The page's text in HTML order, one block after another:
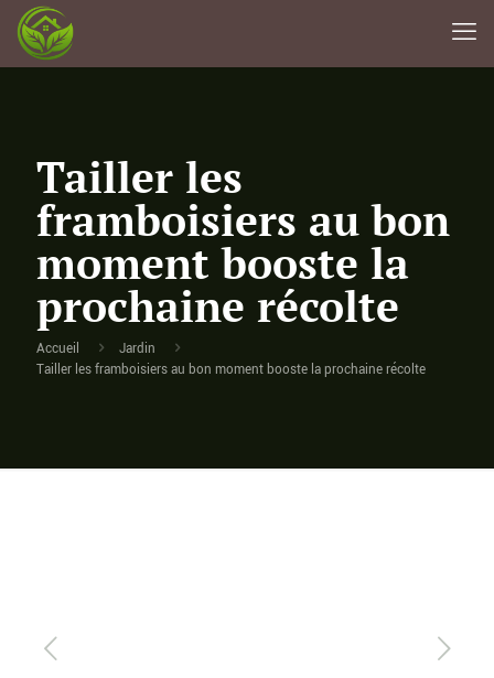
Tailler les
framboisiers au bon
moment booste la
prochaine récolte
Accueil
Jardin
Tailler les framboisiers au bon moment booste la prochaine récolte